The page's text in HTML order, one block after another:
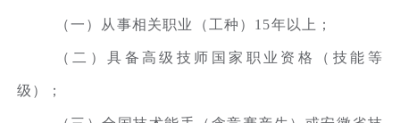
（一）从事相关职业（工种）15年以上；
（二）具备高级技师国家职业资格（技能等
级）；